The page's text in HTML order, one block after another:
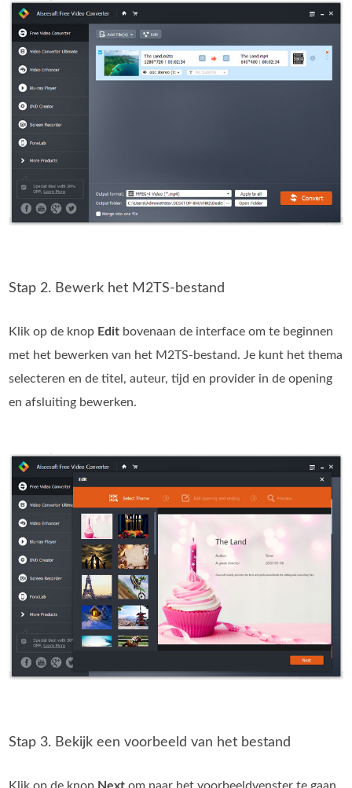
Stap 2. Bewerk het M2TS-bestand
Klik op de knop Edit bovenaan de interface om te beginnen
met het bewerken van het M2TS-bestand. Je kunt het thema
selecteren en de titel, auteur, tijd en provider in de opening
en afsluiting bewerken.
Stap 3. Bekijk een voorbeeld van het bestand